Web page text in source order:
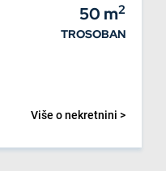
50 m2
TROSOBAN
Više o nekretnini >